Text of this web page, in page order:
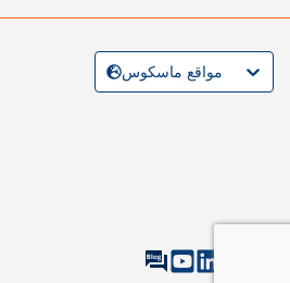
مواقع ماسكوس